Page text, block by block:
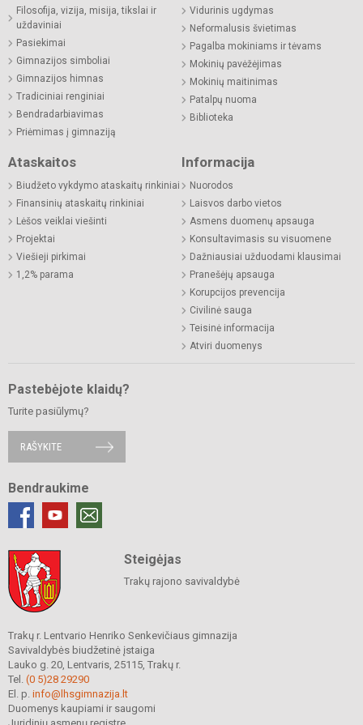
Filosofija, vizija, misija, tikslai ir
uždaviniai
Pasiekimai
Gimnazijos simboliai
Gimnazijos himnas
Tradiciniai renginiai
Bendradarbiavimas
Priėmimas į gimnaziją
Vidurinis ugdymas
Neformalusis švietimas
Pagalba mokiniams ir tėvams
Mokinių pavėžėjimas
Mokinių maitinimas
Patalpų nuoma
Biblioteka
Ataskaitos
Biudžeto vykdymo ataskaitų rinkiniai
Finansinių ataskaitų rinkiniai
Lėšos veiklai viešinti
Projektai
Viešieji pirkimai
1,2% parama
Informacija
Nuorodos
Laisvos darbo vietos
Asmens duomenų apsauga
Konsultavimasis su visuomene
Dažniausiai užduodami klausimai
Pranešėjų apsauga
Korupcijos prevencija
Civilinė sauga
Teisinė informacija
Atviri duomenys
Pastebėjote klaidų?
Turite pasiūlymų?
RAŠYKITE
Bendraukime
Steigėjas
Trakų rajono savivaldybė
Trakų r. Lentvario Henriko Senkevičiaus gimnazija
Savivaldybės biudžetinė įstaiga
Lauko g. 20, Lentvaris, 25115, Trakų r.
Tel. (0 5)28 29290
El. p. info@lhsgimnazija.lt
Duomenys kaupiami ir saugomi